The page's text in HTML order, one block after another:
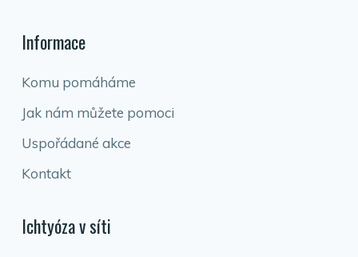
Informace
Komu pomáháme
Jak nám můžete pomoci
Uspořádané akce
Kontakt
Ichtyóza v síti